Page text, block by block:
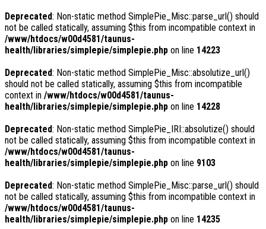
Deprecated: Non-static method SimplePie_Misc::parse_url() should
not be called statically, assuming $this from incompatible context in
/www/htdocs/w00d4581/taunus-
health/libraries/simplepie/simplepie.php on line 14223
Deprecated: Non-static method SimplePie_Misc::absolutize_url()
should not be called statically, assuming $this from incompatible
context in /www/htdocs/w00d4581/taunus-
health/libraries/simplepie/simplepie.php on line 14228
Deprecated: Non-static method SimplePie_IRI::absolutize() should
not be called statically, assuming $this from incompatible context in
/www/htdocs/w00d4581/taunus-
health/libraries/simplepie/simplepie.php on line 9103
Deprecated: Non-static method SimplePie_Misc::parse_url() should
not be called statically, assuming $this from incompatible context in
/www/htdocs/w00d4581/taunus-
health/libraries/simplepie/simplepie.php on line 14235